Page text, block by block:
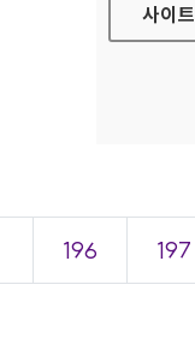
사이트
196 197